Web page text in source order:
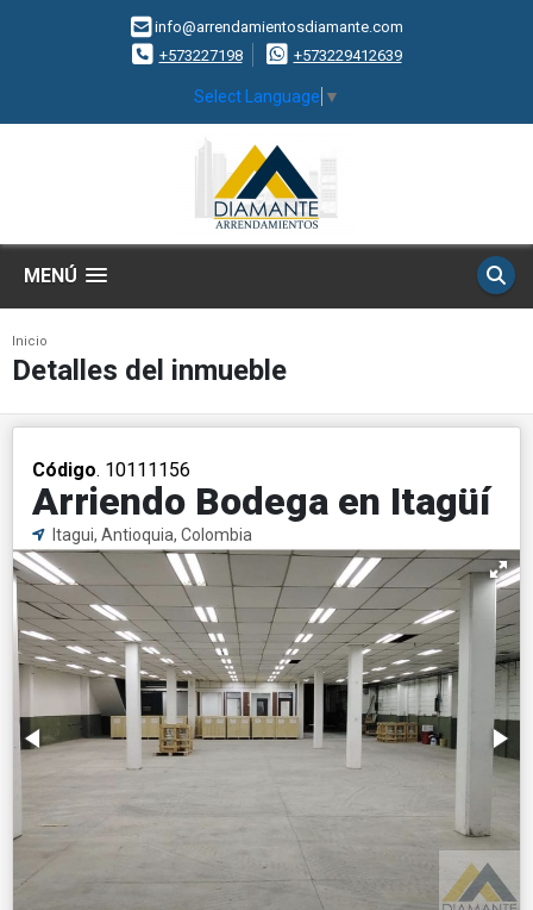
info@arrendamientosdiamante.com
+573227198
+573229412639
Select Language ▼
MENÚ
Inicio
Detalles del inmueble
Código. 10111156
Arriendo Bodega en Itagüí
Itagui, Antioquia, Colombia